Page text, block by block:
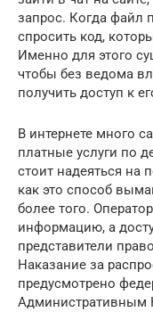
запрос. Когда файл
спросить код,
Именно для этого
чтобы без ведома
получить доступ к
В интернете много
платные услуги по
стоит надеяться на
как это способ
более того.
информацию, а
представители
Наказание за
предусмотрено
Административным